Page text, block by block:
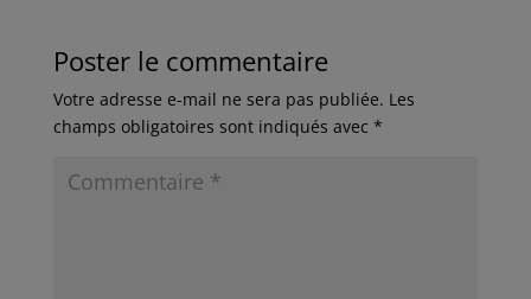
Poster le commentaire
Votre adresse e-mail ne sera pas publiée. Les
champs obligatoires sont indiqués avec *